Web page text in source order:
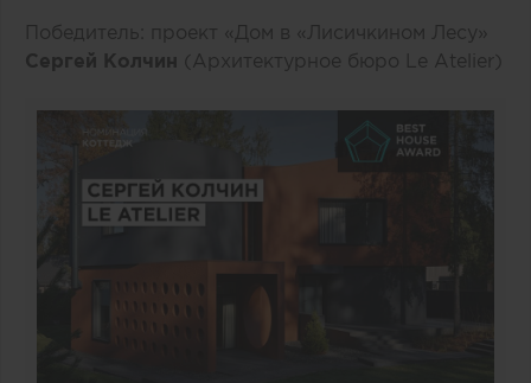
Победитель: проект «Дом в «Лисичкином Лесу»
Сергей Колчин (Архитектурное бюро Le Atelier)